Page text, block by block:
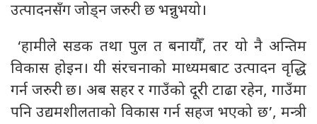
उत्पादनसँग जोड्न जरुरी छ भन्नुभयो।
‘हामीले सडक तथा पुल त बनायौँ, तर यो नै अन्तिम
विकास होइन। यी संरचनाको माध्यमबाट उत्पादन वृद्धि
गर्न जरुरी छ। अब सहर र गाउँको दूरी टाढा रहेन, गाउँमा
पनि उद्यमशीलताको विकास गर्न सहज भएको छ’, मन्त्री